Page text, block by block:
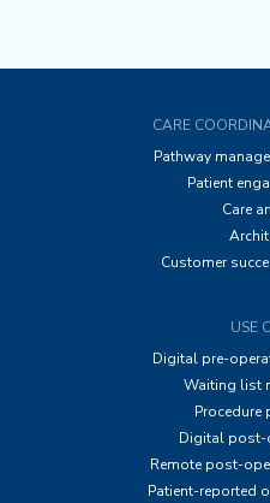
CARE
Pathway
Patient
Care
Customer
USE
Digital pre-
Waiting list
Procedure
Digital post-
Remote post-
Patient-reported